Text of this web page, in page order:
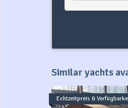
Similar yachts
Echtzeitpreis &